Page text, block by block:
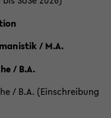
/ M.A.
/ B.A.
/ B.A. (Einschreibung